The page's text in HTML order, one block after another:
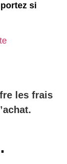
si
les frais